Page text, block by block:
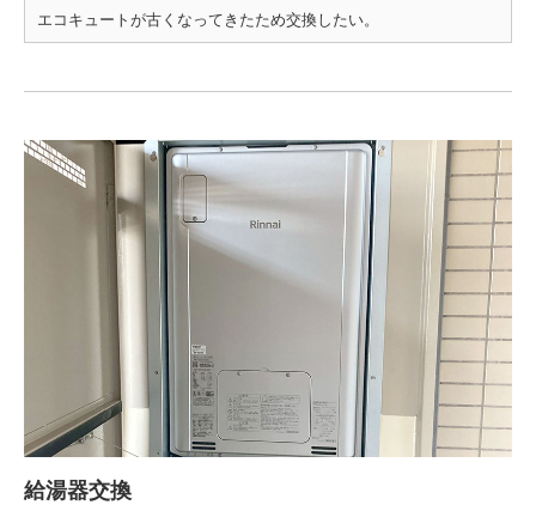
エコキュートが古くなってきたため交換したい。
給湯器交換